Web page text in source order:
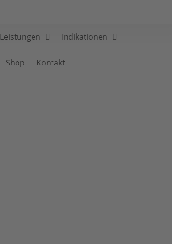
Leistungen Indikationen
Shop Kontakt